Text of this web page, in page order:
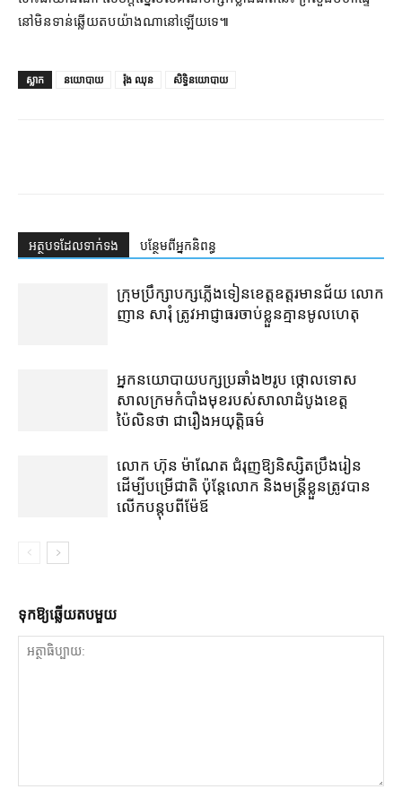
នៅ​មិនទាន់​ឆ្លើយតប​យ៉ាងណា​នៅឡើយ​ទេ៕
ស្លាក នយោបាយ រ៉ុង ឈុន សិទ្ធិនយោបាយ
អត្ថបទ​ដែល​ទាក់ទង បន្ថែម​ពី​អ្នកនិពន្ធ
ក្រុមប្រឹក្សា​បក្ស​ភ្លើងទៀន​ខេត្ត​ឧត្ដរមានជ័យ លោក
ញាន សារុំ ត្រូវ​អាជ្ញាធរ​ចាប់ខ្លួន​គ្មាន​មូលហេតុ
អ្នកនយោបាយ​បក្ស​ប្រឆាំង​២​រូប ថ្កោលទោស​
សាលក្រម​កំបាំងមុខ​របស់​សាលាដំបូង​ខេត្ត​
ប៉ៃលិន​ថា ជា​រឿង​អយុត្តិធម៌
លោក ហ៊ុន ម៉ាណែត ជំរុញ​ឱ្យ​និស្សិត​ប្រឹងរៀន​
ដើម្បី​បម្រើ​ជាតិ ប៉ុន្តែ​លោក និង​មន្ត្រី​​ខ្លួន​ត្រូវ​បាន​
លើក​បន្តុប​ពី​ម៉ែឪ
ទុក​ឱ្យ​ឆ្លើយ​តប​មួយ